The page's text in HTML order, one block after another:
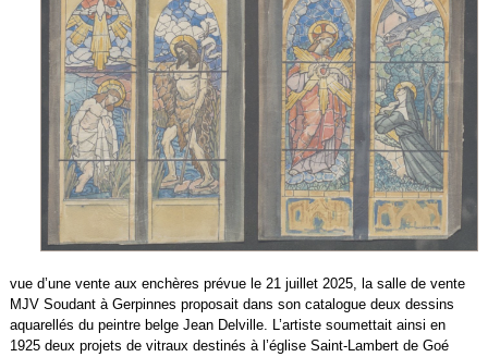
vue d’une vente aux enchères prévue le 21 juillet 2025, la salle de vente
MJV Soudant à Gerpinnes proposait dans son catalogue deux dessins
aquarellés du peintre belge Jean Delville. L’artiste soumettait ainsi en
1925 deux projets de vitraux destinés à l’église Saint-Lambert de Goé